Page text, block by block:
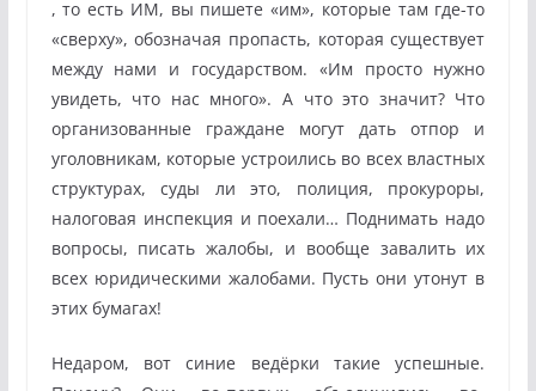
, то есть ИМ, вы пишете «им», которые там где-то
«сверху», обозначая пропасть, которая существует
между нами и государством. «Им просто нужно
увидеть, что нас много». А что это значит? Что
организованные граждане могут дать отпор и
уголовникам, которые устроились во всех властных
структурах, суды ли это, полиция, прокуроры,
налоговая инспекция и поехали… Поднимать надо
вопросы, писать жалобы, и вообще завалить их
всех юридическими жалобами. Пусть они утонут в
этих бумагах!
Недаром, вот синие ведёрки такие успешные.